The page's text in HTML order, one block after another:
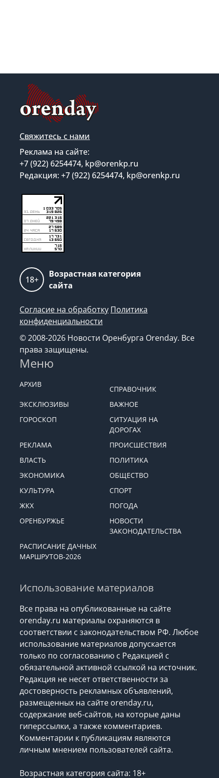
Свяжитесь с нами
Реклама на сайте:
+7 (922) 6254474, kp@orenkp.ru
Редакция: +7 (922) 6254474, kp@orenkp.ru
18+
Возрастная категория
сайта
Согласие на обработку Политика
конфиденциальности
© 2008-2026 Новости Оренбурга Orenday. Все
права защищены.
Меню
АРХИВ
СПРАВОЧНИК
ЭКСКЛЮЗИВЫ
ВАЖНОЕ
ГОРОСКОП
СИТУАЦИЯ НА
ДОРОГАХ
РЕКЛАМА
ПРОИСШЕСТВИЯ
ВЛАСТЬ
ПОЛИТИКА
ЭКОНОМИКА
ОБЩЕСТВО
КУЛЬТУРА
СПОРТ
ЖКХ
ПОГОДА
ОРЕНБУРЖЬЕ
НОВОСТИ
ЗАКОНОДАТЕЛЬСТВА
РАСПИСАНИЕ ДАЧНЫХ
МАРШРУТОВ-2026
Использование материалов
Все права на опубликованные на сайте
orenday.ru материалы охраняются в
соответствии с законодательством РФ. Любое
использование материалов допускается
только по согласованию с Редакцией с
обязательной активной ссылкой на источник.
Редакция не несет ответственности за
достоверность рекламных объявлений,
размещенных на сайте orenday.ru,
содержание веб-сайтов, на которые даны
гиперссылки, а также комментариев.
Комментарии к публикациям являются
личным мнением пользователей сайта.
Возрастная категория сайта: 18+